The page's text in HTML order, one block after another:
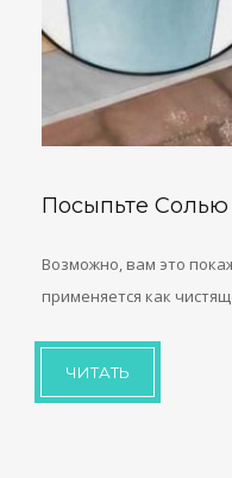
Посыпьте
Возможно, вам это
применяется как
ЧИТАТЬ